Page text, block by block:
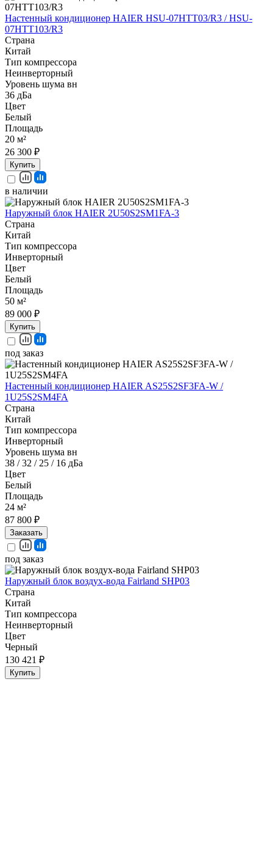
Настенный кондиционер HAIER HSU-07HTT03/R3 / HSU-
07HTT103/R3
Страна
Китай
Тип компрессора
Неинверторный
Уровень шума вн
36 дБа
Цвет
Белый
Площадь
20 м²
26 300 ₽
Купить
в наличии
Наружный блок HAIER 2U50S2SM1FA-3
Страна
Китай
Тип компрессора
Инверторный
Цвет
Белый
Площадь
50 м²
89 000 ₽
Купить
под заказ
Настенный кондиционер HAIER AS25S2SF3FA-W /
1U25S2SM4FA
Страна
Китай
Тип компрессора
Инверторный
Уровень шума вн
38 / 32 / 25 / 16 дБа
Цвет
Белый
Площадь
24 м²
87 800 ₽
Заказать
под заказ
Наружный блок воздух-вода Fairland SHP03
Страна
Китай
Тип компрессора
Неинверторный
Цвет
Черный
130 421 ₽
Купить